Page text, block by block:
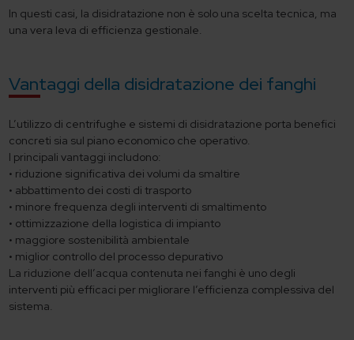
In questi casi, la disidratazione non è solo una scelta tecnica, ma
una vera leva di efficienza gestionale.
Vantaggi della disidratazione dei fanghi
L’utilizzo di centrifughe e sistemi di disidratazione porta benefici
concreti sia sul piano economico che operativo.
I principali vantaggi includono:
• riduzione significativa dei volumi da smaltire
• abbattimento dei costi di trasporto
• minore frequenza degli interventi di smaltimento
• ottimizzazione della logistica di impianto
• maggiore sostenibilità ambientale
• miglior controllo del processo depurativo
La riduzione dell’acqua contenuta nei fanghi è uno degli
interventi più efficaci per migliorare l’efficienza complessiva del
sistema.